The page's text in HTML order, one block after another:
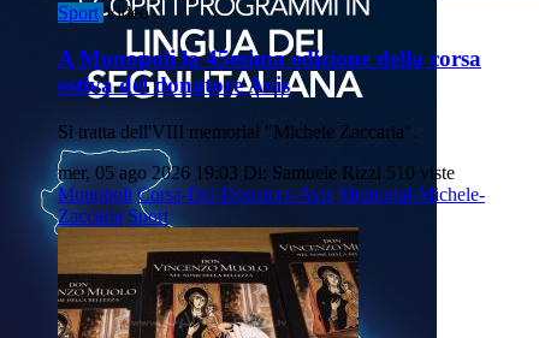
Sport Video
A Monopoli la 45esima edizione della corsa
estiva del donatore Avis
Si tratta dell'VIII memorial "Michele Zaccaria".
mer, 05 ago 2026 19:03 Di: Samuele Rizzi 510 viste
Monopoli Corsa-Del-Donatore-Avis Memorial-Michele-
Zaccaria Sport